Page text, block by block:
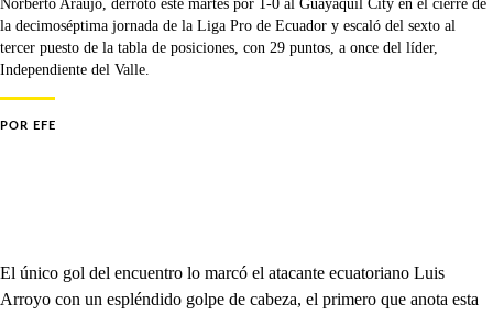
la decimoséptima jornada de la Liga Pro de Ecuador y escaló del sexto al
tercer puesto de la tabla de posiciones, con 29 puntos, a once del líder,
Independiente del Valle.
POR EFE
El único gol del encuentro lo marcó el atacante ecuatoriano Luis
Arroyo con un espléndido golpe de cabeza, el primero que anota esta